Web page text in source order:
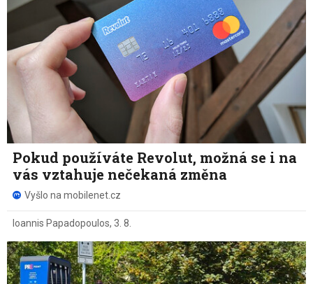
Pokud používáte Revolut, možná se i na
vás vztahuje nečekaná změna
Vyšlo na mobilenet.cz
Ioannis Papadopoulos, 3. 8.